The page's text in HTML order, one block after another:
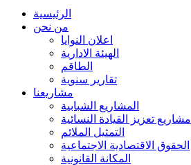
الرئيسية
من نحن
اعلان النوايا
الهيئة الادارية
الطاقم
تقارير سنوية
مشاريعنا
المشاريع الشبابية
مشاريع تعزيز القيادة النسائية
التمثيل الملائم
الحقوق الاقتصادية الاجتماعية
المكانة القانونية